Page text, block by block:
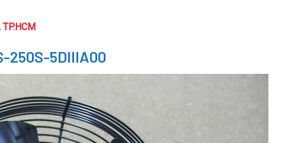
250S-5DIIIA00